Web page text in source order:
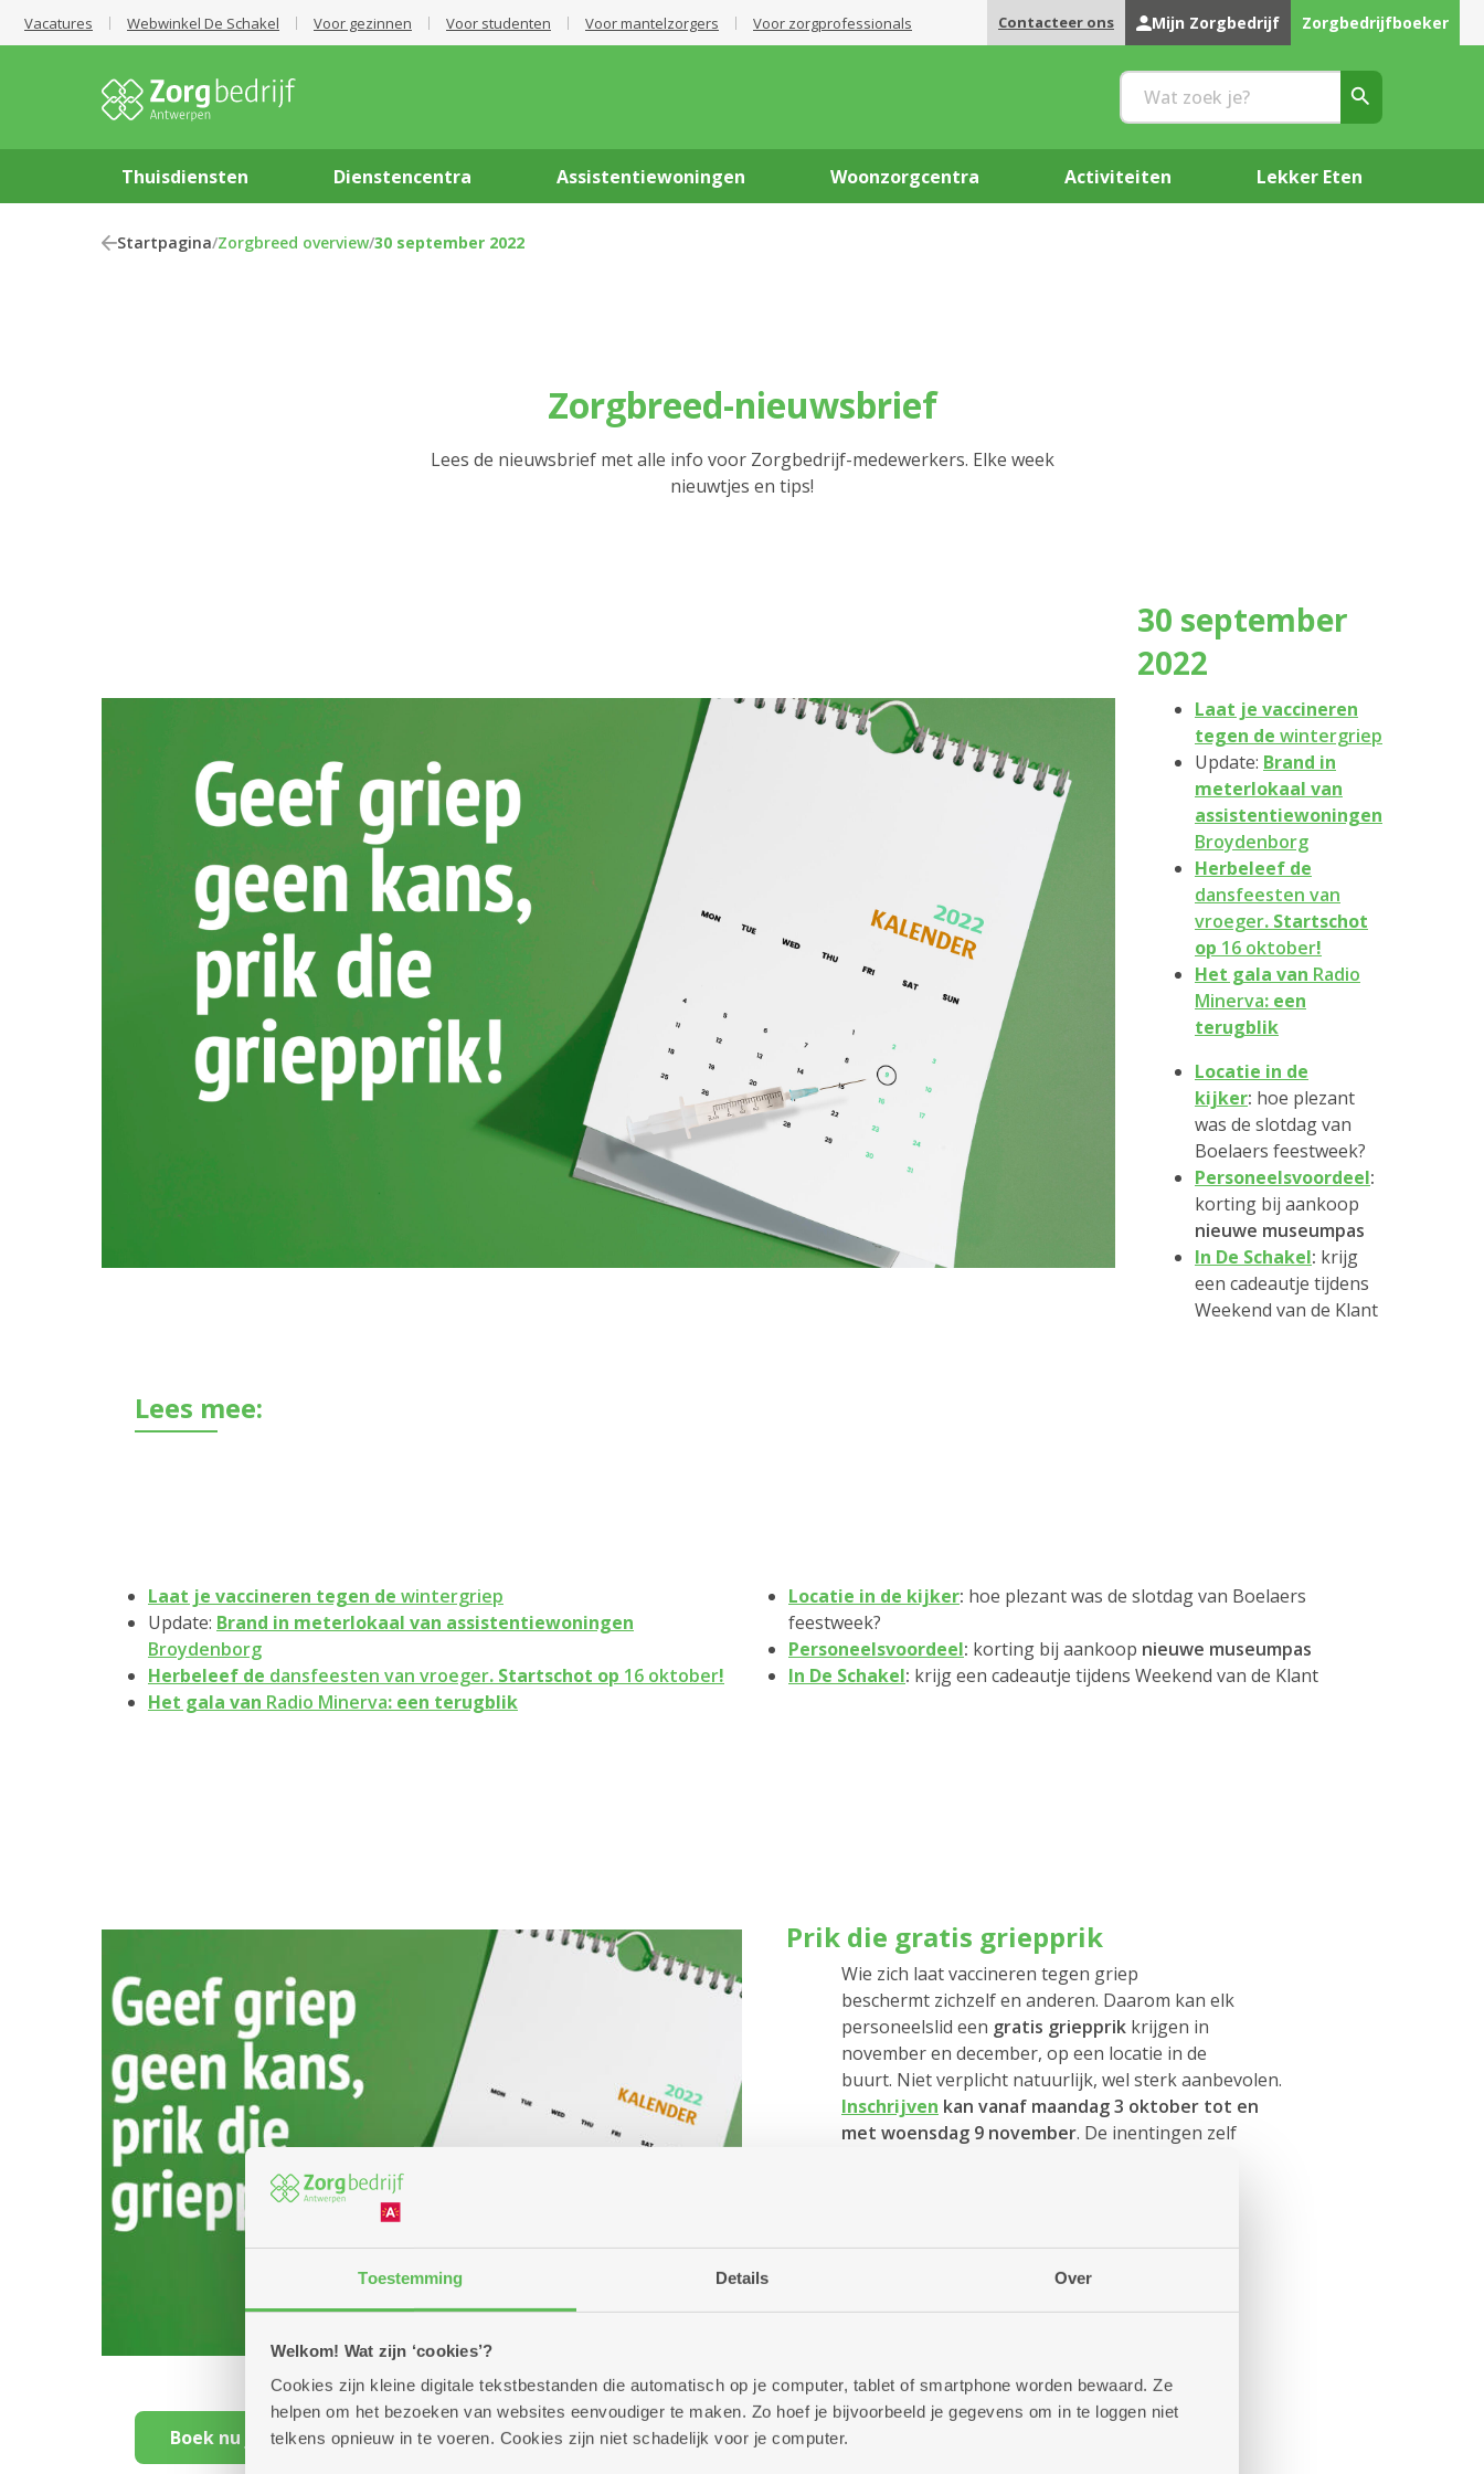
Toestemming Details Over
Welkom! Wat zijn ‘cookies’?
Cookies zijn kleine digitale tekstbestanden die automatisch op je computer, tablet of smartphone worden bewaard. Ze
helpen om het bezoeken van websites eenvoudiger te maken. Zo hoef je bijvoorbeeld je gegevens om in te loggen niet
telkens opnieuw in te voeren. Cookies zijn niet schadelijk voor je computer.
Vacatures Webwinkel De Schakel Voor gezinnen Voor studenten Voor mantelzorgers Voor zorgprofessionals Contacteer ons Mijn Zorgbedrijf Zorgbedrijfboeker
Thuisdiensten Dienstencentra Assistentiewoningen Woonzorgcentra Activiteiten Lekker Eten
Startpagina/Zorgbreed overview/30 september 2022
Zorgbreed-nieuwsbrief
Lees de nieuwsbrief met alle info voor Zorgbedrijf-medewerkers. Elke week
nieuwtjes en tips!
30 september
2022
Laat je vaccineren
tegen de wintergriep
Update: Brand in
meterlokaal van
assistentiewoningen
Broydenborg
Herbeleef de
dansfeesten van
vroeger. Startschot
op 16 oktober!
Het gala van Radio
Minerva: een
terugblik
Locatie in de
kijker: hoe plezant
was de slotdag van
Boelaers feestweek?
Personeelsvoordeel:
korting bij aankoop
nieuwe museumpas
In De Schakel: krijg
een cadeautje tijdens
Weekend van de Klant
Lees mee:
Laat je vaccineren tegen de wintergriep
Update: Brand in meterlokaal van assistentiewoningen
Broydenborg
Herbeleef de dansfeesten van vroeger. Startschot op 16 oktober!
Het gala van Radio Minerva: een terugblik
Locatie in de kijker: hoe plezant was de slotdag van Boelaers
feestweek?
Personeelsvoordeel: korting bij aankoop nieuwe museumpas
In De Schakel: krijg een cadeautje tijdens Weekend van de Klant
Prik die gratis griepprik
Wie zich laat vaccineren tegen griep
beschermt zichzelf en anderen. Daarom kan elk
personeelslid een gratis griepprik krijgen in
november en december, op een locatie in de
buurt. Niet verplicht natuurlijk, wel sterk aanbevolen.
Inschrijven kan vanaf maandag 3 oktober tot en
met woensdag 9 november. De inentingen zelf
Boek nu je afspraak voor een gratis griepprik